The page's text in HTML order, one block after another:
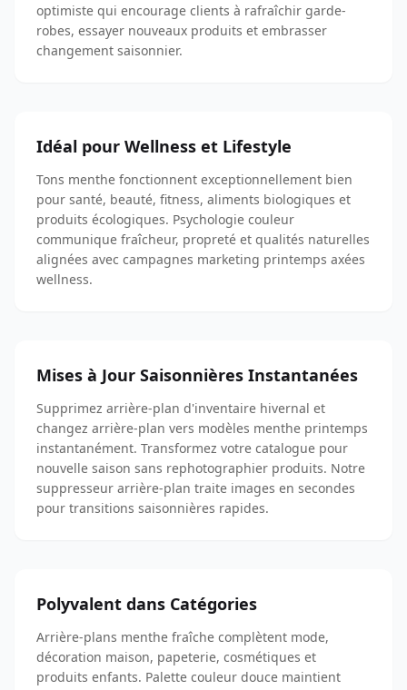
optimiste qui encourage clients à rafraîchir garde-
robes, essayer nouveaux produits et embrasser
changement saisonnier.
Idéal pour Wellness et Lifestyle
Tons menthe fonctionnent exceptionnellement bien
pour santé, beauté, fitness, aliments biologiques et
produits écologiques. Psychologie couleur
communique fraîcheur, propreté et qualités naturelles
alignées avec campagnes marketing printemps axées
wellness.
Mises à Jour Saisonnières Instantanées
Supprimez arrière-plan d'inventaire hivernal et
changez arrière-plan vers modèles menthe printemps
instantanément. Transformez votre catalogue pour
nouvelle saison sans rephotographier produits. Notre
suppresseur arrière-plan traite images en secondes
pour transitions saisonnières rapides.
Polyvalent dans Catégories
Arrière-plans menthe fraîche complètent mode,
décoration maison, papeterie, cosmétiques et
produits enfants. Palette couleur douce maintient